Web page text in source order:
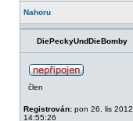
Nahoru
DiePeckyUndDieBomby
člen
Registrován: pon 26. lis 2012
14:55:26